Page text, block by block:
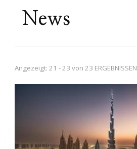
News
Angezeigt: 21 - 23 von 23 ERGEBNISSEN